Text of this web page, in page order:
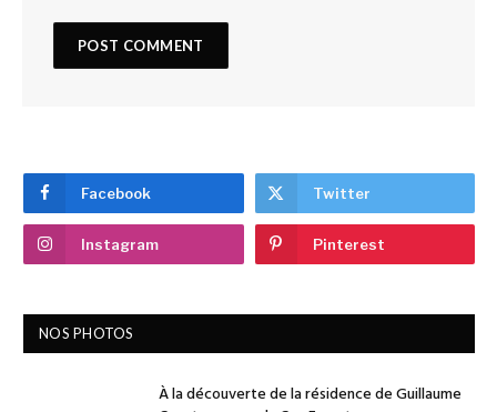
Facebook Twitter
Instagram Pinterest
NOS PHOTOS
À la découverte de la résidence de Guillaume